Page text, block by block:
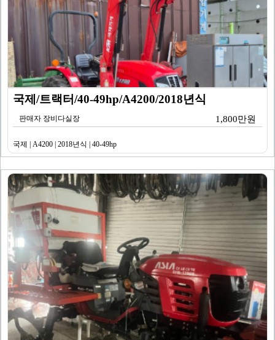
국제/트랙터/40-49hp/A4200/2018년식
판매자 장비다실장 1,800만원
국제 | A4200 | 2018년식 | 40-49hp